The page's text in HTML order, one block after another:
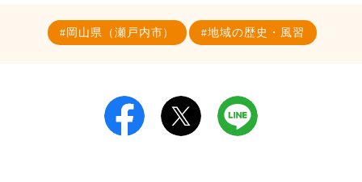
岡山県（瀬戸内市） 地域の歴史・風習